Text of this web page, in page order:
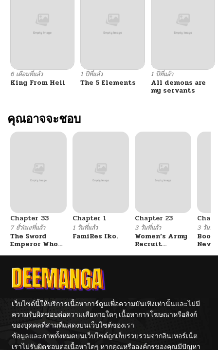
6 เดือนที่แล้ว
King From Hell
1 ปีที่แล้ว
The 5 Elements
1 ปีที่แล้ว
All demons are
my servants
คุณอาจจะชอบ
Chapter 33
7 ชั่วโมงที่แล้ว
The Sword
Emperor Who
จักรพรรดิเทพดาบ
ผงาดเหนือชาติภพ
Chapter 1
1 วันที่แล้ว
FamiRes Iko.
Chapter 23
3 วันที่แล้ว
Women’s Army
Recruit
3 วันที่
เว็บไซต์นี้ให้บริการเนื้อหาการ์ตูนเพื่อความบันเทิงเท่านั้นและไม่มี
ความรับผิดชอบต่อความเสียหายใดๆ เนื้อหาการโฆษณาหรือลิงก์
ของบุคคลที่สามที่แสดงบนเว็บไซต์ของเรา
ข้อมูลและภาพทั้งหมดบนเว็บไซต์ถูกเก็บรวบรวมจากอินเทอร์เน็ต
เราไม่รับผิดชอบต่อเนื้อหาใดๆ หากคุณหรือองค์กรของคุณมีปัญหา